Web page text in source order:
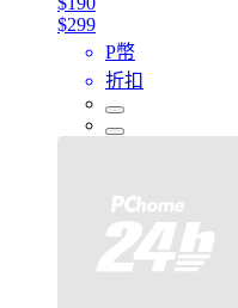
$299
P幣
折扣